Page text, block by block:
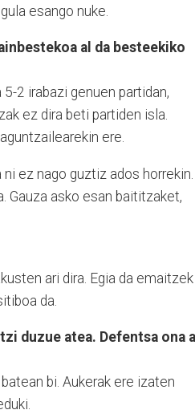
esango nuke.
al da besteekiko
2 irabazi genuen partidan,
ez dira beti partiden isla.
ere.
ez nago guztiz ados horrekin.
Gauza asko esan baititzaket,
ari dira. Egia da emaitzek
da.
duzue atea. Defentsa ona
bi. Aukerak ere izaten